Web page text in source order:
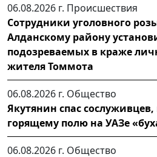
06.08.2026 г. Происшествия
Сотрудники уголовного
Алданскому району
подозреваемых в краже
жителя Томмота
06.08.2026 г. Общество
Якутянин спас сослуживцев,
горящему полю на УАЗе
06.08.2026 г. Общество